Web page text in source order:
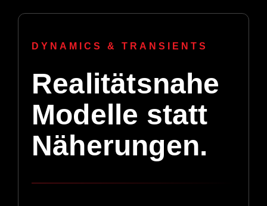
DYNAMICS & TRANSIENTS
Realitätsnahe
Modelle statt
Näherungen.